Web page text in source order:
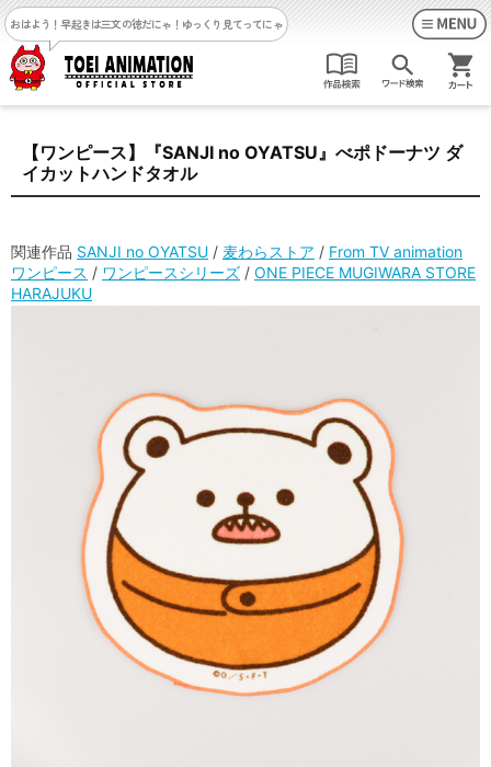
おはよう！早起きは三文の徳だにゃ！ ゆっくり見てってにゃ
【ワンピース】『SANJI no OYATSU』べポドーナツ ダ
イカットハンドタオル
関連作品 SANJI no OYATSU / 麦わらストア / From TV animation
ワンピース / ワンピースシリーズ / ONE PIECE MUGIWARA STORE
HARAJUKU